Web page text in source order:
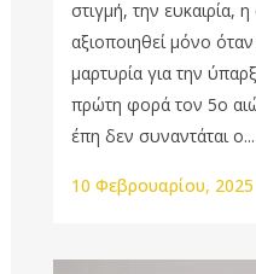
στιγμή, την ευκαιρία,
αξιοποιηθεί μόνο
μαρτυρία για την
πρώτη φορά τον 5ο
έπη δεν συναντάται ο...
10 Φεβρουαρίου, 2025